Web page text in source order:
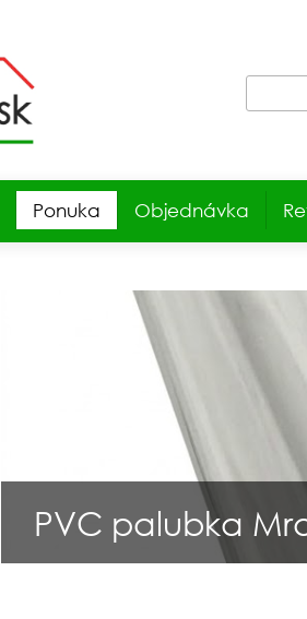
Ponuka Objednávka
PVC palubka